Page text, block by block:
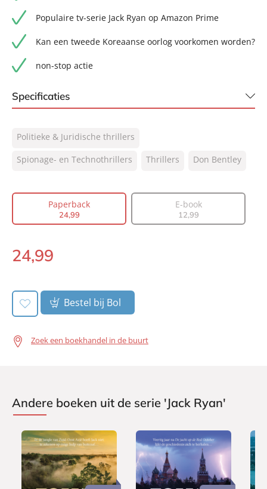
Populaire tv-serie Jack Ryan op Amazon Prime
Kan een tweede Koreaanse oorlog voorkomen worden?
non-stop actie
Specificaties
NUR:
332
Type:
Paperback
Vertaler:
Saskia Peterzon-Kotte
Verschijningsdatum:
Politieke & Juridische thrillers
Spionage- en Technothrillers
Thrillers Don Bentley
Paperback
24,99
E-book
12,99
Paperback:
24,99
Bestel bij Bol
Zoek een boekhandel in de buurt
Andere boeken uit de serie 'Jack Ryan'